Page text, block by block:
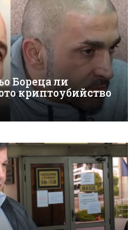
Бореца ли
криптоубийство